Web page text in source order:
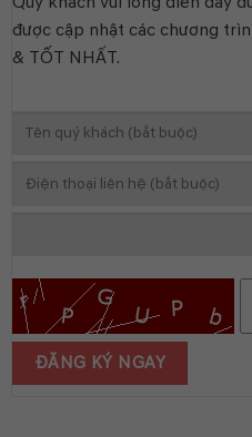
–
được cập nhật các chương
& TỐT NHẤT.